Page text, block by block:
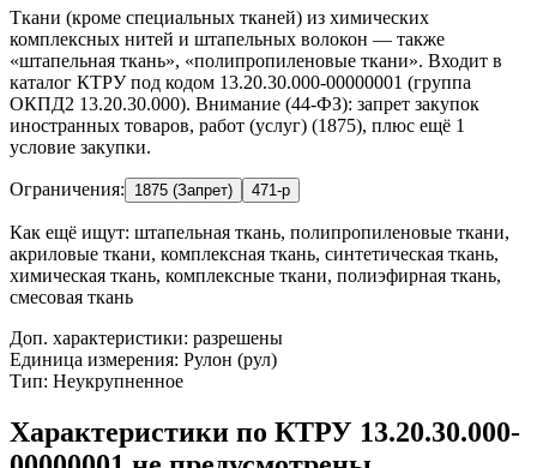
Ткани (кроме специальных тканей) из химических
комплексных нитей и штапельных волокон — также
«штапельная ткань», «полипропиленовые ткани». Входит в
каталог КТРУ под кодом 13.20.30.000-00000001 (группа
ОКПД2 13.20.30.000). Внимание (44-ФЗ): запрет закупок
иностранных товаров, работ (услуг) (1875), плюс ещё 1
условие закупки.
Ограничения: 1875 (Запрет) 471-р
Как ещё ищут: штапельная ткань, полипропиленовые ткани,
акриловые ткани, комплексная ткань, синтетическая ткань,
химическая ткань, комплексные ткани, полиэфирная ткань,
смесовая ткань
Доп. характеристики: разрешены
Единица измерения: Рулон (рул)
Тип: Неукрупненное
Характеристики по КТРУ 13.20.30.000-